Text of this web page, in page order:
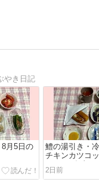
やき日記
月5日の
鱧の湯引き・
チキンカツコ
月4日の食事
2日前